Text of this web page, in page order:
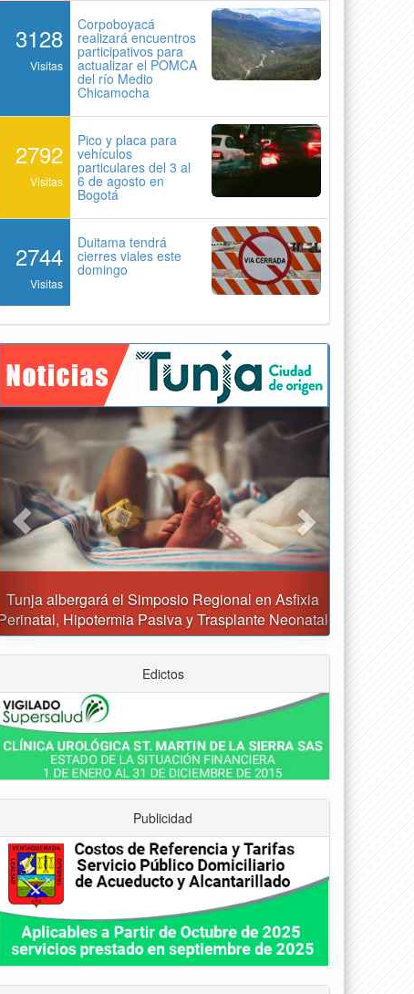
3128
Visitas
Corpoboyacá
realizará encuentros
participativos para
actualizar el POMCA
del río Medio
Chicamocha
2792
Visitas
Pico y placa para
vehículos
particulares del 3 al
6 de agosto en
Bogotá
2744
Visitas
Duitama tendrá
cierres viales este
domingo
Reporte del tiempo en Boyacá para el sábado
Previous Next
Edictos
Publicidad